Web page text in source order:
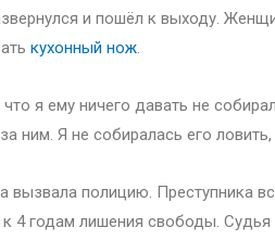
и пошёл к выходу.
кухонный нож.
я ему ничего давать не
ним. Я не собиралась его
вызвала полицию. Преступника
4 годам лишения свободы.